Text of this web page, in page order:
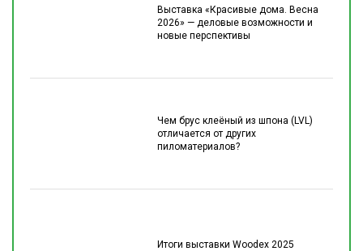
Выставка «Красивые дома. Весна
2026» — деловые возможности и
новые перспективы
Чем брус клеёный из шпона (LVL)
отличается от других
пиломатериалов?
Итоги выставки Woodex 2025